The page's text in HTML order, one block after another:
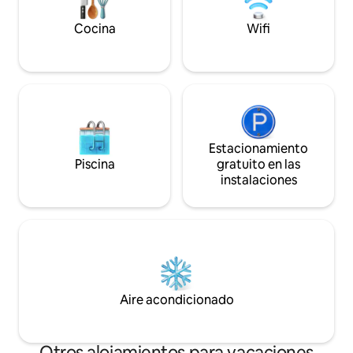
comestibles y el mercado local de
verduras, pescado y carne están a un
Cocina Wifi
Piscina
Estacionamiento
gratuito en las
instalaciones
Aire acondicionado